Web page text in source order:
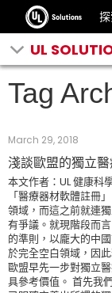
UL
Tag
March 29, 2018
淺談歐盟的獨立
本文作者：UL 健康
「醫療器材軟體註冊
領域，而這之前就連
有爭議。就現階段而
的準則，以龐大的中
於完全空白領域，因
歐盟早先一步對獨立
具參考價值。 首先我